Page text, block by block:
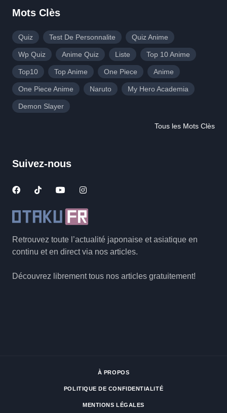
Retrouvez toute l’actualité japonaise et asiatique en
continu et en direct via nos articles.
Découvrez librement tous nos articles gratuitement!
Mots Clès
Quiz Test De Personnalite Quiz Anime
Wp Quiz Anime Quiz Liste Top 10 Anime
Top10 Top Anime One Piece Anime
One Piece Anime Naruto My Hero Academia
Demon Slayer
Tous les Mots Clès
Suivez-nous
À PROPOS
POLITIQUE DE CONFIDENTIALITÉ
MENTIONS LÉGALES